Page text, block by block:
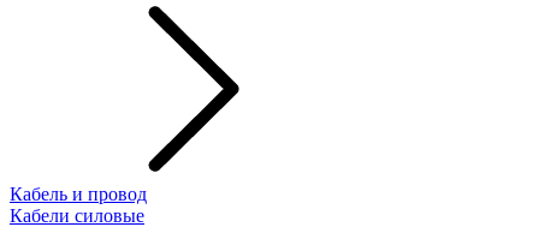
Кабель и провод
Кабели силовые